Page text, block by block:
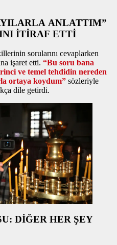
ANLATTIM”
İTİRAF ETTİ
sorularını cevaplarken
işaret etti. “Bu soru bana
ve temel tehdidin nereden
ortaya koydum” sözleriyle
dile getirdi.
DİĞER HER ŞEY